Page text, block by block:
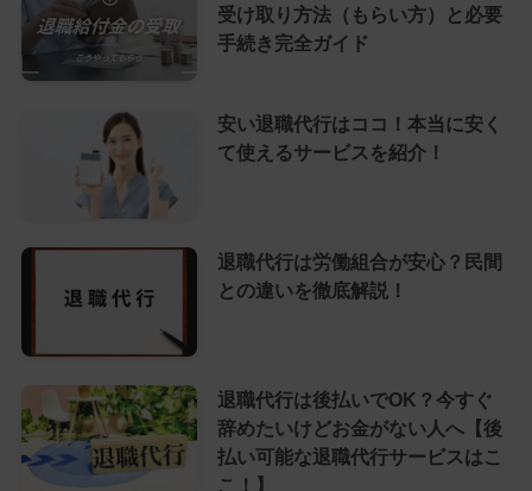
受け取り方法（もらい方）と必要
手続き完全ガイド
安い退職代行はココ！本当に安く
て使えるサービスを紹介！
退職代行は労働組合が安心？民間
との違いを徹底解説！
退職代行は後払いでOK？今すぐ
辞めたいけどお金がない人へ【後
払い可能な退職代行サービスはこ
こ！】